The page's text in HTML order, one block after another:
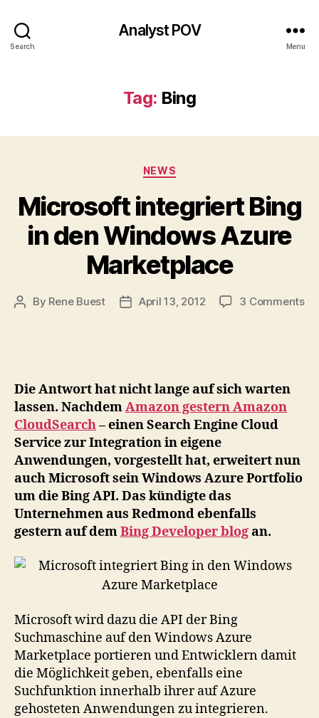
Search
Analyst POV
Menu
Tag: Bing
Categories
NEWS
Microsoft integriert Bing
in den Windows Azure
Marketplace
Post
By Rene Buest
PostApril 13, 2012 3 Commentson
Die Antwort hat nicht lange auf sich warten
lassen. NachdemAmazon gestern Amazon
CloudSearch– einen Search Engine Cloud
Service zur Integration in eigene
Anwendungen, vorgestellt hat, erweitert nun
auch Microsoft sein Windows Azure Portfolio
um die Bing API. Das kündigte das
Unternehmen aus Redmond ebenfalls
gestern auf demBing Developer blogan.
Microsoft wird dazu die API der Bing
Suchmaschine auf den Windows Azure
Marketplace portieren und Entwicklern damit
die Möglichkeit geben, ebenfalls eine
Suchfunktion innerhalb ihrer auf Azure
gehosteten Anwendungen zu integrieren.